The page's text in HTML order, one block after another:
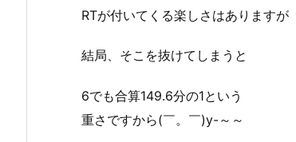
RTが付いてくる楽しさはありますが
結局、そこを抜けてしまうと
6でも合算149.6分の1という
重さですから(￣。￣)y-～～